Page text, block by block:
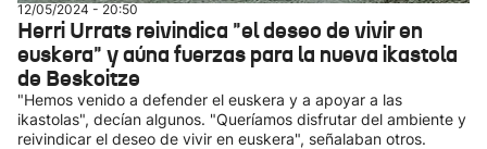
12/05/2024 - 20:50
Herri Urrats reivindica "el deseo de vivir en
euskera" y aúna fuerzas para la nueva ikastola
de Beskoitze
"Hemos venido a defender el euskera y a apoyar a las
ikastolas", decían algunos. "Queríamos disfrutar del ambiente y
reivindicar el deseo de vivir en euskera", señalaban otros.